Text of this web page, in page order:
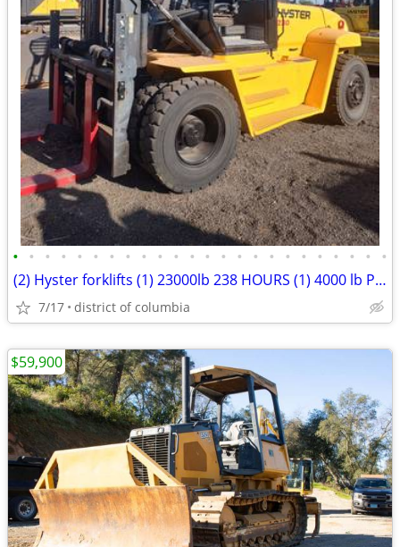
• • • • • • • • • • • • • • • • • • • • • • • •
(2) Hyster forklifts (1) 23000lb 238 HOURS (1) 4000 lb Pneumatic Tires
7/17 district of columbia
$59,900